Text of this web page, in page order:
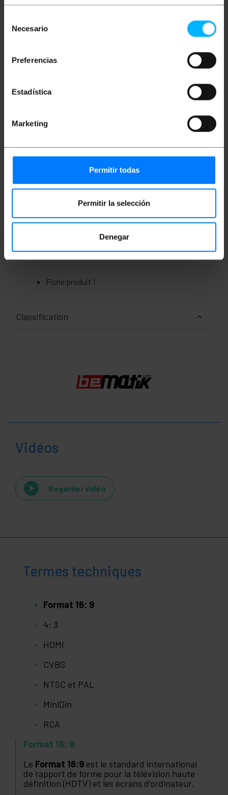
Necesario
Preferencias
Estadística
Marketing
Permitir todas
Permitir la selección
Denegar
composite.
conversion.
Compatible avec les formats vidéo 4: 3 et 16:
Compatible avec la sortie HDMI 3D.
Résolution d'entrée HDMI maximale:
Détection automatique du système NTSC /
PAL.
Mesures et poids
Poids brut: 330 g
hauteur): 12.9 x 8.8 x 2.5 cm
Dimensions du colis: 15.5 x 11.9 x 7.7 cm
Documentation
Fiche produit 1
Classification
Vidéos
Regarder vidéo
Termes techniques
Format 16: 9
4: 3
HDMI
CVBS
NTSC et PAL
MiniDin
RCA
Format 16: 9
Le Format 16:9 est le standard international
de rapport de forme pour la télévision haute
définition (HDTV) et les écrans d'ordinateur.